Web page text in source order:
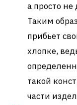
а просто
Таким
прибьет
хлопке,
такой
части